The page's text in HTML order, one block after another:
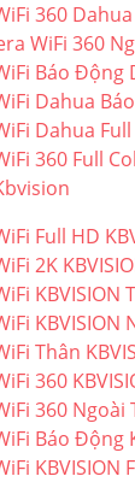
360
WiFi 360
Báo Động
Dahua
Dahua
360 Full
Full HD
2K
KBVISION
KBVISION
Thân
360
360 Ngoài
Báo Động
KBVISION